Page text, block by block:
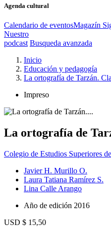
Agenda cultural
Calendario de eventosMagazín
Nuestro
podcast Busqueda avanzada
Inicio
Educación y pedagogía
La ortografía de Tarzán.
Impreso
La ortografía de
Colegio de Estudios Superiores
Javier H. Murillo O.
Laura Tatiana Ramírez S.
Lina Calle Arango
Año de edición 2016
USD $ 15,50